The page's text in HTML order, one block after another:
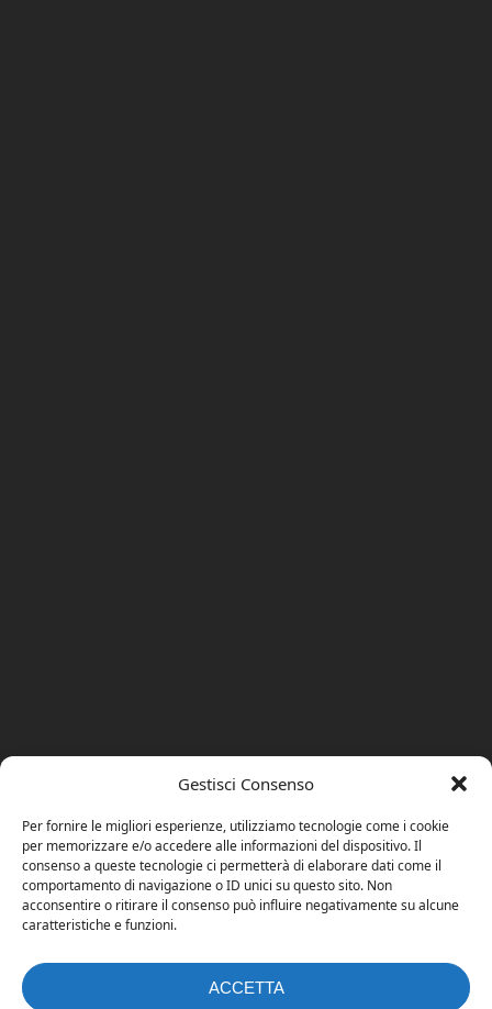
Gestisci Consenso
Per fornire le migliori esperienze, utilizziamo tecnologie come i cookie
per memorizzare e/o accedere alle informazioni del dispositivo. Il
consenso a queste tecnologie ci permetterà di elaborare dati come il
comportamento di navigazione o ID unici su questo sito. Non
acconsentire o ritirare il consenso può influire negativamente su alcune
caratteristiche e funzioni.
ACCETTA